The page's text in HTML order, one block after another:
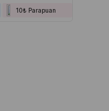
10₺ Parapuan